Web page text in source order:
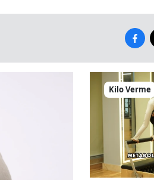
Kilo Verme